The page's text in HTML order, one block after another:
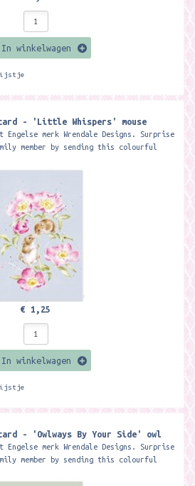
In winkelwagen
- 'Little Whispers' mouse
Engelse merk Wrendale Designs. Surprise
member by sending this colourful
€ 1,25
In winkelwagen
- 'Owlways By Your Side' owl
Engelse merk Wrendale Designs. Surprise
member by sending this colourful